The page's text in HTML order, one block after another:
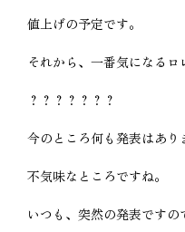
値上げの予定です。
それから、一番気になるロ
？？？？？？？
今のところ何も発表はあり
不気味なところですね。
いつも、突然の発表ですの